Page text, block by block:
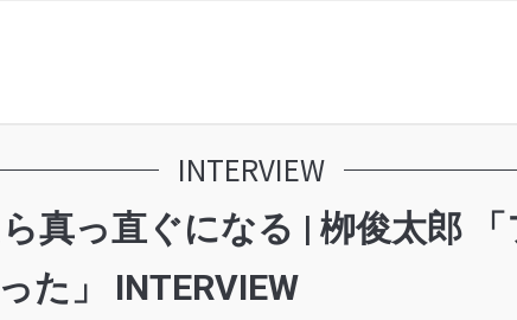
INTERVIEW
真っ直ぐになる | 栁俊太郎
た」 INTERVIEW